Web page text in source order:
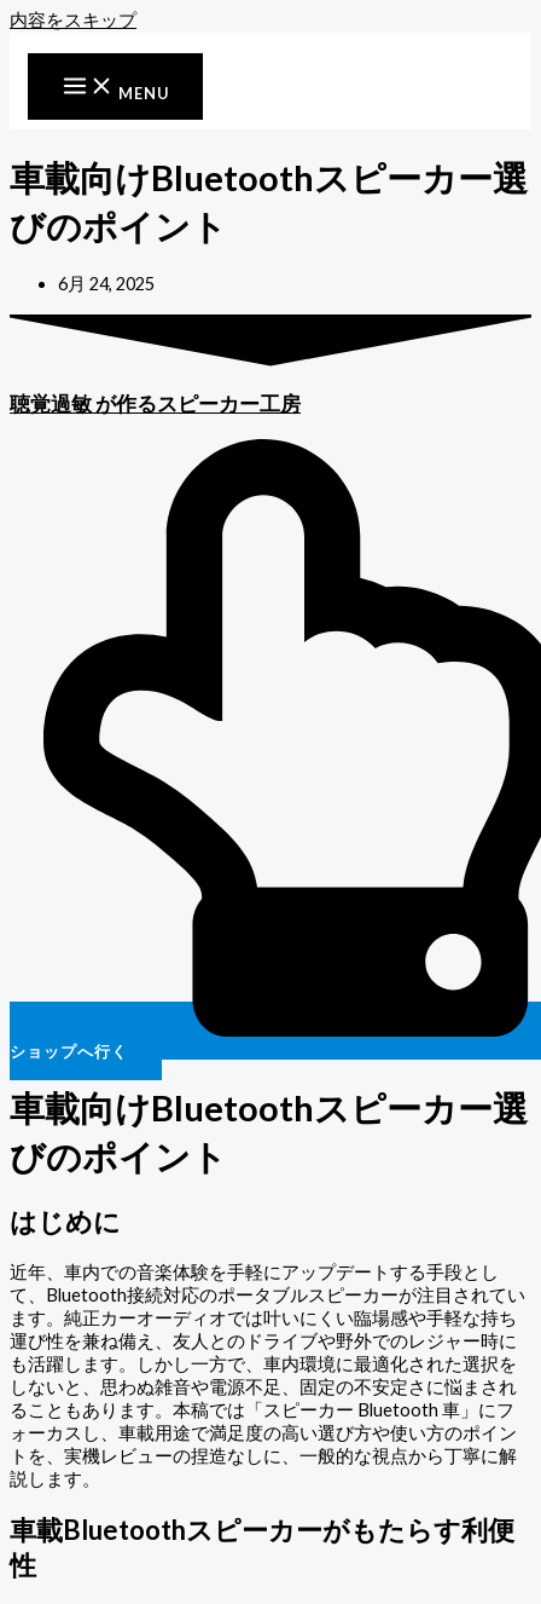
内容をスキップ
MENU
車載向けBluetoothスピーカー選
びのポイント
6月 24, 2025
聴覚過敏が作るスピーカー工房
ショップへ行く
車載向けBluetoothスピーカー選
びのポイント
はじめに
近年、車内での音楽体験を手軽にアップデートする手段とし
て、Bluetooth接続対応のポータブルスピーカーが注目されてい
ます。純正カーオーディオでは叶いにくい臨場感や手軽な持ち
運び性を兼ね備え、友人とのドライブや野外でのレジャー時に
も活躍します。しかし一方で、車内環境に最適化された選択を
しないと、思わぬ雑音や電源不足、固定の不安定さに悩まされ
ることもあります。本稿では「スピーカー Bluetooth 車」にフ
ォーカスし、車載用途で満足度の高い選び方や使い方のポイン
トを、実機レビューの捏造なしに、一般的な視点から丁寧に解
説します。
車載Bluetoothスピーカーがもたらす利便
性